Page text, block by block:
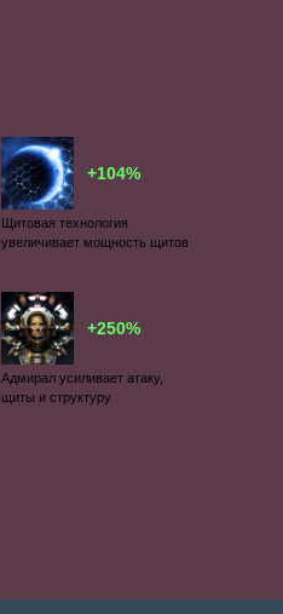
+104%
Щитовая технология
увеличивает мощность щитов
+250%
Адмирал усиливает атаку,
щиты и структуру